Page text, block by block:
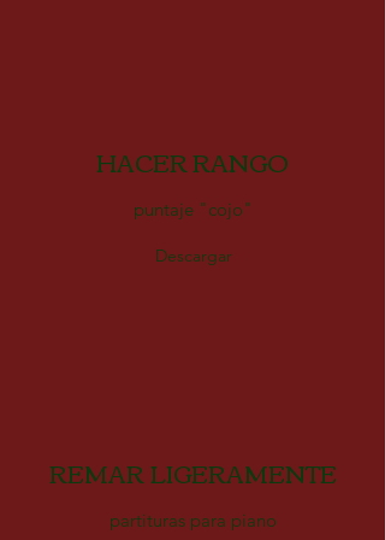
HACER RANGO
puntaje "cojo"
Descargar
REMAR LIGERAMENTE
partituras para piano